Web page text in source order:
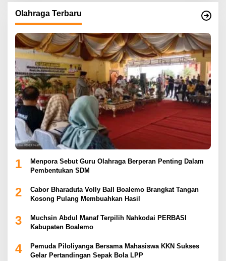
Olahraga Terbaru
1
Menpora Sebut Guru Olahraga Berperan Penting Dalam
Pembentukan SDM
2
Cabor Bharaduta Volly Ball Boalemo Brangkat Tangan
Kosong Pulang Membuahkan Hasil
3
Muchsin Abdul Manaf Terpilih Nahkodai PERBASI
Kabupaten Boalemo
4
Pemuda Piloliyanga Bersama Mahasiswa KKN Sukses
Gelar Pertandingan Sepak Bola LPP